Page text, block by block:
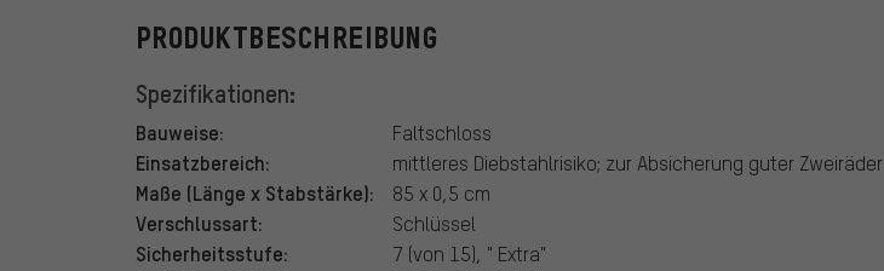
PRODUKTBESCHREIBUNG
Spezifikationen:
Bauweise: Faltschloss
Einsatzbereich: mittleres Diebstahlrisiko; zur Absicherung guter Zweiräder
Maße (Länge x Stabstärke): 85 x 0,5 cm
Verschlussart: Schlüssel
Sicherheitsstufe: 7 (von 15), " Extra"